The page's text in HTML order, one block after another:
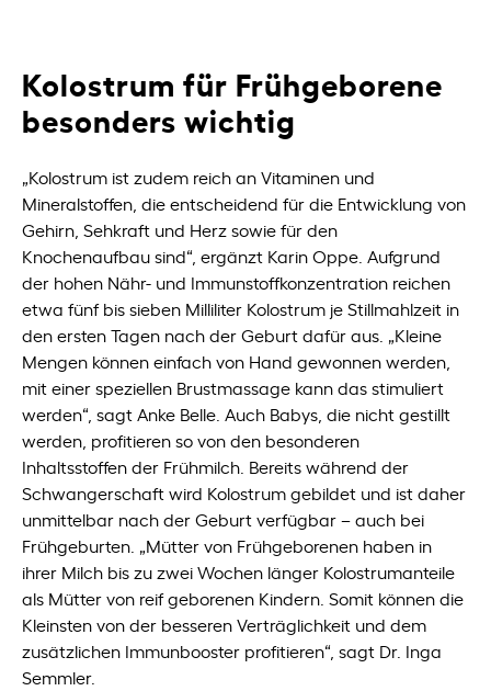
Kolostrum für Frühgeborene
besonders wichtig
„Kolostrum ist zudem reich an Vitaminen und
Mineralstoffen, die entscheidend für die Entwicklung von
Gehirn, Sehkraft und Herz sowie für den
Knochenaufbau sind“, ergänzt Karin Oppe. Aufgrund
der hohen Nähr- und Immunstoffkonzentration reichen
etwa fünf bis sieben Milliliter Kolostrum je Stillmahlzeit in
den ersten Tagen nach der Geburt dafür aus. „Kleine
Mengen können einfach von Hand gewonnen werden,
mit einer speziellen Brustmassage kann das stimuliert
werden“, sagt Anke Belle. Auch Babys, die nicht gestillt
werden, profitieren so von den besonderen
Inhaltsstoffen der Frühmilch. Bereits während der
Schwangerschaft wird Kolostrum gebildet und ist daher
unmittelbar nach der Geburt verfügbar – auch bei
Frühgeburten. „Mütter von Frühgeborenen haben in
ihrer Milch bis zu zwei Wochen länger Kolostrumanteile
als Mütter von reif geborenen Kindern. Somit können die
Kleinsten von der besseren Verträglichkeit und dem
zusätzlichen Immunbooster profitieren“, sagt Dr. Inga
Semmler.